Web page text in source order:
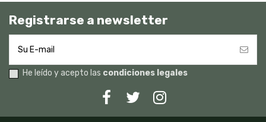
Registrarse a newsletter
He leído y acepto las condiciones legales